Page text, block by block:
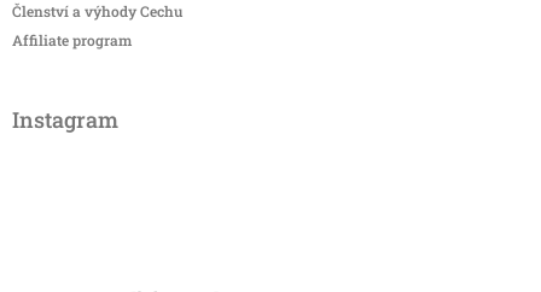
Členství a výhody Cechu
Affiliate program
Instagram